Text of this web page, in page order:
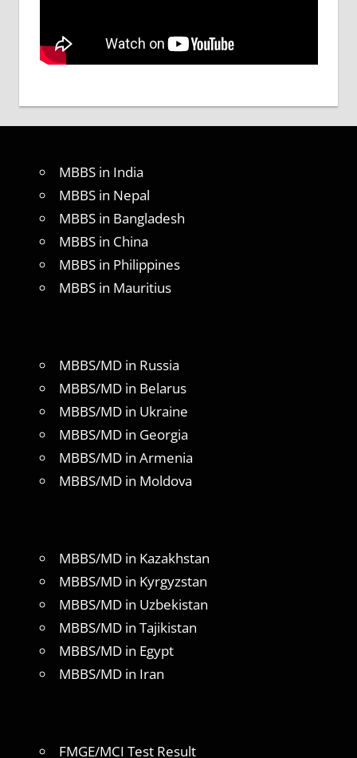
MBBS in India
MBBS in Nepal
MBBS in Bangladesh
MBBS in China
MBBS in Philippines
MBBS in Mauritius
MBBS/MD in Russia
MBBS/MD in Belarus
MBBS/MD in Ukraine
MBBS/MD in Georgia
MBBS/MD in Armenia
MBBS/MD in Moldova
MBBS/MD in Kazakhstan
MBBS/MD in Kyrgyzstan
MBBS/MD in Uzbekistan
MBBS/MD in Tajikistan
MBBS/MD in Egypt
MBBS/MD in Iran
FMGE/MCI Test Result